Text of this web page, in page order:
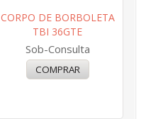
CORPO DE BORBOLETA
TBI 36GTE
Sob-Consulta